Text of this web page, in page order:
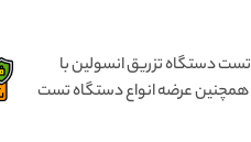
بدون درد ، مختص کودک ۱ تا ۵ سال و بزرگسال از ۵ سال تا ۹۰ سال ، تست دستگاه تزریق انسولین با
همچنین عرضه انواع دستگاه تست